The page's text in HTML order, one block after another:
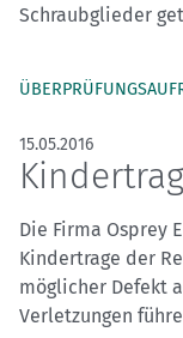
Schraubglieder
15.05.2016
Die Firma Osprey
Kindertrage der
möglicher Defekt
Verletzungen